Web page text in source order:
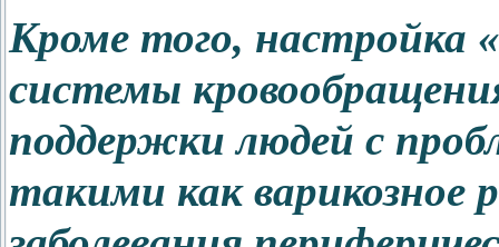
Кроме того, настройка
системы
поддержки людей с
такими как варикозное